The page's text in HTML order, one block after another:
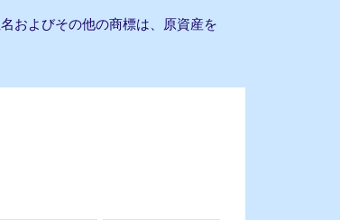
およびその他の商標は、原資産を